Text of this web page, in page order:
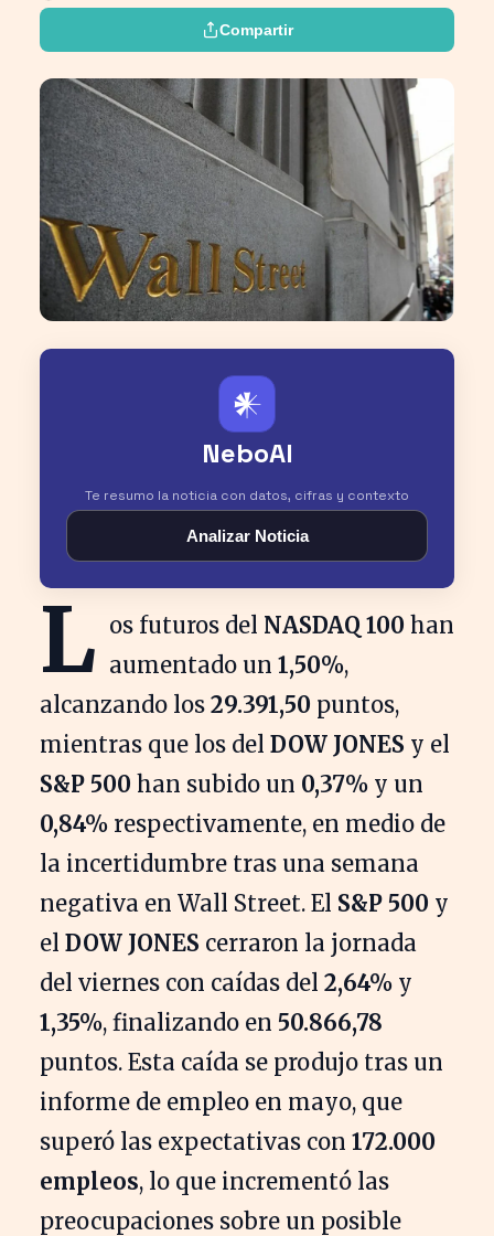
Compartir
𒀭
NeboAI
Te resumo la noticia con datos, cifras y contexto
Analizar Noticia
L os futuros del NASDAQ 100 han
aumentado un 1,50%,
alcanzando los 29.391,50 puntos,
mientras que los del DOW JONES y el
S&P 500 han subido un 0,37% y un
0,84% respectivamente, en medio de
la incertidumbre tras una semana
negativa en Wall Street. El S&P 500 y
el DOW JONES cerraron la jornada
del viernes con caídas del 2,64% y
1,35%, finalizando en 50.866,78
puntos. Esta caída se produjo tras un
informe de empleo en mayo, que
superó las expectativas con 172.000
empleos, lo que incrementó las
preocupaciones sobre un posible